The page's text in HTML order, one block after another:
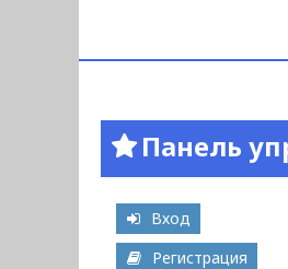
Панель
Вход
Регистрация